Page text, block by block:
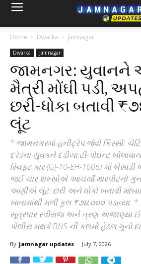
Home Dwarka Jamnagar
Dwarka Jamnagar
જામનગર: યુવાનને
મૈત્રી મોંઘી પડી,
છરી-ધોકા બતાવી
લૂંટ
* જામનગરમાં હનીટ્રેપ જેવો કિસ્સો:
દરેડના યુવકને દડીયા ટી-પોઇન્ટ
સ્વિફ્ટ કાર (GJ-10-EH-1605) માં
જઈ ચાર શખ્સોએ આચર્યો મારપીટનો
અણીએ લૂંટ: છરી અને ધોકો બતાવી
ખાતામાંથી મળી કુલ ₹૭૪,૦૦૦ પડાવ્યા.
સૂત્રધાર રવીરાજ અને ત્રણ અજાણ્યા
પોલીસ મથકે BNS ની કલમો હેઠળ ગુનો
By jamnagar updates - July 7, 2026